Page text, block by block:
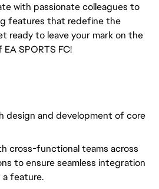
with passionate colleagues to
features that redefine the
ready to leave your mark on the
SPORTS FC!
design and development of core
cross-functional teams across
to ensure seamless integration
feature.